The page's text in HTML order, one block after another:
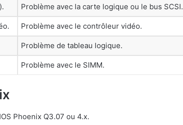
Problème avec la carte logique ou le bus SCSI.
Problème avec le contrôleur vidéo.
Problème de tableau logique.
Problème avec le SIMM.
Phoenix Q3.07 ou 4.x.